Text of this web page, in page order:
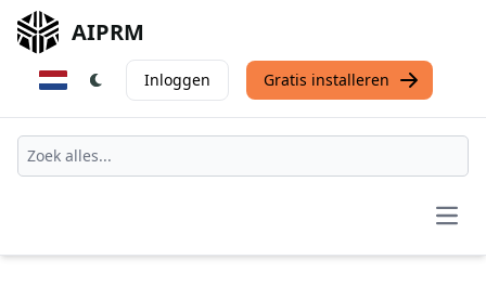
AIPRM
Inloggen Gratis installeren